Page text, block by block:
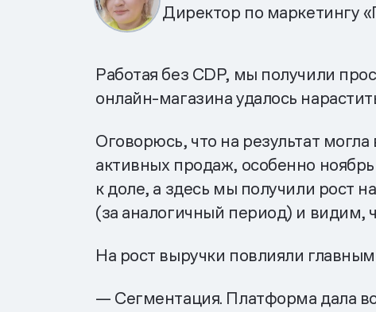
Директор по маркетингу
Работая без CDP, мы получили
онлайн-магазина удалось
Оговорюсь, что на результат
активных продаж, особенно
к доле, а здесь мы получили рост
(за аналогичный период) и видим,
На рост выручки повлияли
— Сегментация. Платформа дала